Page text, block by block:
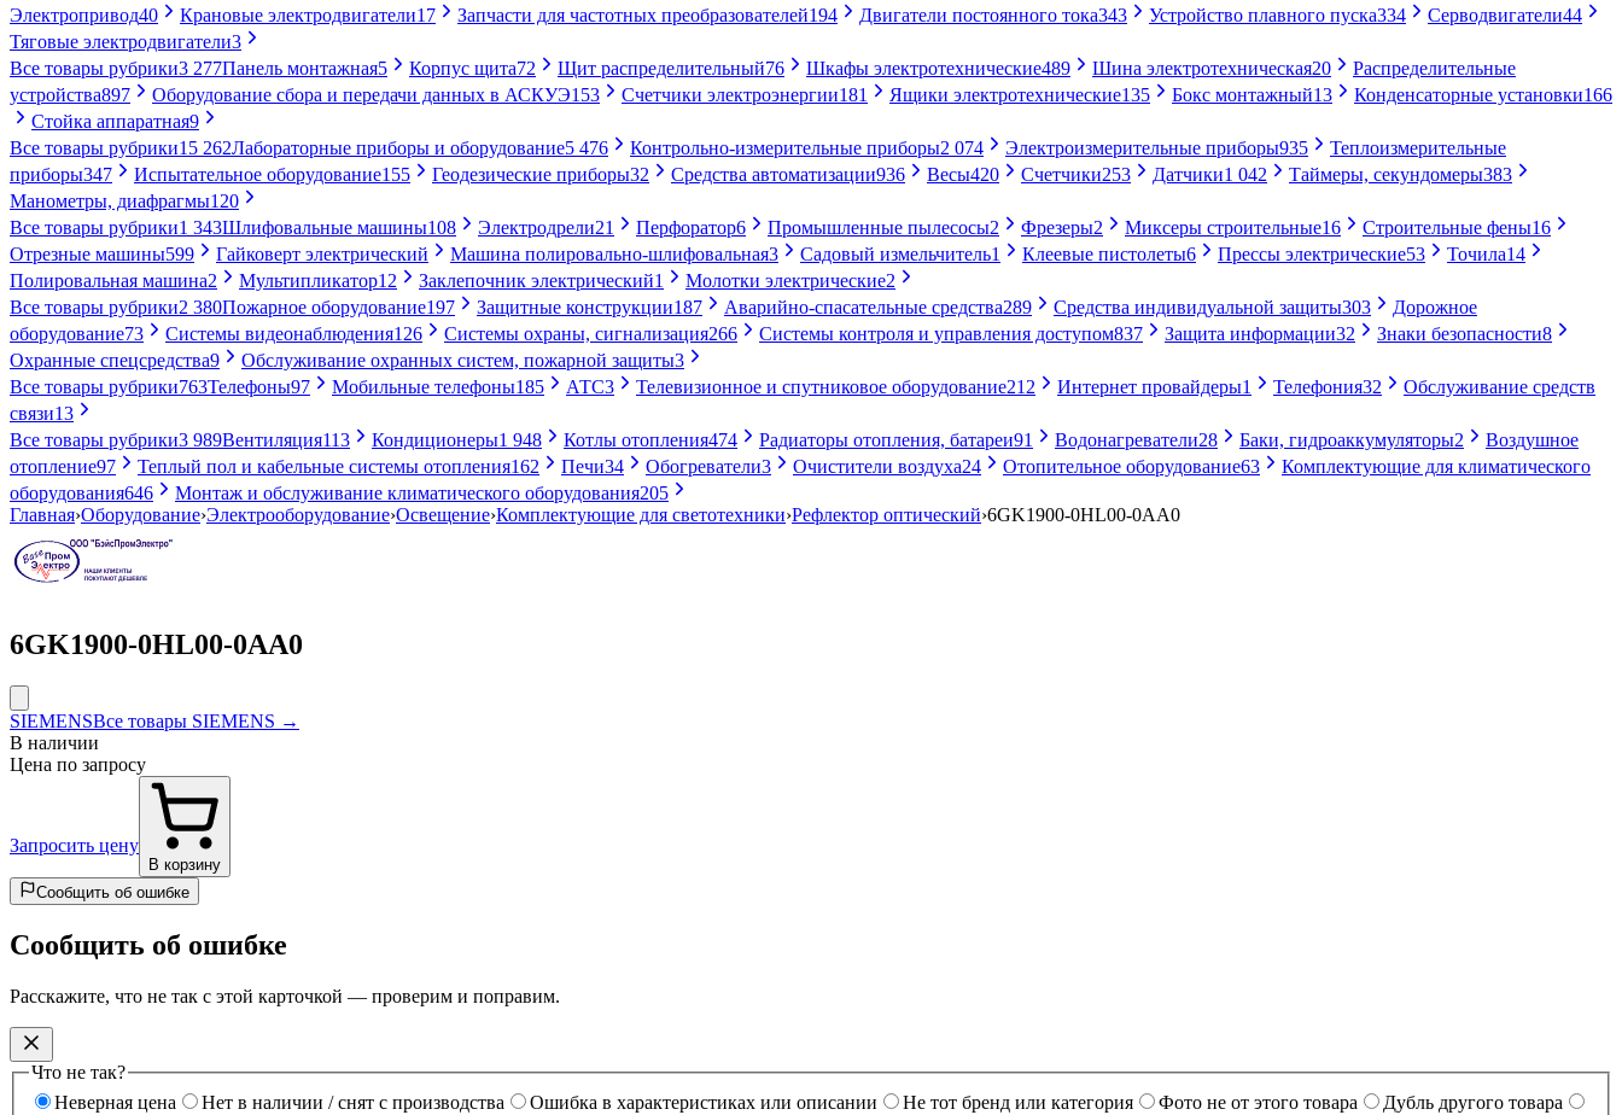
Электропривод40 Крановые электродвигатели17 Запчасти для частотных преобразователей194 Двигатели постоянного тока343 Устройство плавного пуска334 Серводвигатели44
Тяговые электродвигатели3
Все товары рубрики3 277Панель монтажная5 Корпус щита72 Щит распределительный76 Шкафы электротехнические489 Шина электротехническая20
Распределительные
устройства897 Оборудование сбора и передачи данных в АСКУЭ153 Счетчики электроэнергии181 Ящики электротехнические135 Бокс монтажный13 Конденсаторные установки166
Стойка аппаратная9
Все товары рубрики15 262Лабораторные приборы и оборудование5 476 Контрольно-измерительные приборы2 074 Электроизмерительные приборы935
Теплоизмерительные
приборы347 Испытательное оборудование155 Геодезические приборы32 Средства автоматизации936 Весы420 Счетчики253 Датчики1 042 Таймеры, секундомеры383
Манометры, диафрагмы120
Все товары рубрики1 343Шлифовальные машины108 Электродрели21 Перфоратор6 Промышленные пылесосы2 Фрезеры2 Миксеры строительные16 Строительные фены16
Отрезные машины599 Гайковерт электрический Машина полировально-шлифовальная3 Садовый измельчитель1 Клеевые пистолеты6 Прессы электрические53 Точила14
Полировальная машина2 Мультипликатор12 Заклепочник электрический1 Молотки электрические2
Все товары рубрики2 380Пожарное оборудование197 Защитные конструкции187 Аварийно-спасательные средства289 Средства индивидуальной защиты303
Дорожное
оборудование73 Системы видеонаблюдения126 Системы охраны, сигнализация266 Системы контроля и управления доступом837 Защита информации32 Знаки безопасности8
Охранные спецсредства9 Обслуживание охранных систем, пожарной защиты3
Все товары рубрики763Телефоны97 Мобильные телефоны185 АТС3 Телевизионное и спутниковое оборудование212 Интернет провайдеры1 Телефония32
Обслуживание средств
связи13
Все товары рубрики3 989Вентиляция113 Кондиционеры1 948 Котлы отопления474 Радиаторы отопления, батареи91 Водонагреватели28 Баки, гидроаккумуляторы2
Воздушное
отопление97 Теплый пол и кабельные системы отопления162 Печи34 Обогреватели3 Очистители воздуха24 Отопительное оборудование63
Комплектующие для климатического
оборудования646 Монтаж и обслуживание климатического оборудования205
Главная›Оборудование›Электрооборудование›Освещение›Комплектующие для светотехники›Рефлектор оптический›6GK1900-0HL00-0AA0
6GK1900-0HL00-0AA0
SIEMENSВсе товары SIEMENS →
В наличии
Цена по запросу
Запросить цену
В корзину
Сообщить об ошибке
Сообщить об ошибке
Расскажите, что не так с этой карточкой — проверим и поправим.
Что не так?
Неверная цена
Нет в наличии / снят с производства Ошибка в характеристиках или описании Не тот бренд или категория Фото не от этого товара
Дубль другого товара